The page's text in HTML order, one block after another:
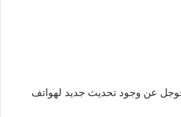
عن وجود تحديث جديد لهواتف